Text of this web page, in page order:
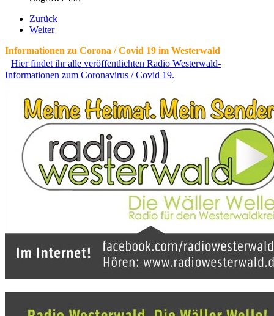
Zurück
Weiter
Informationen zu Corona / Covid 19 im Westerwald
Hier findet ihr alle veröffentlichten Radio Westerwald-
Informationen zum Coronavirus / Covid 19.